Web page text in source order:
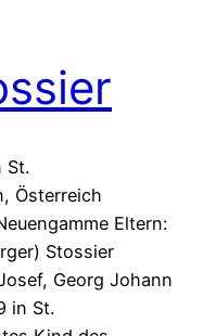
St.
Österreich
Eltern:
Stossier
Georg Johann
in St.